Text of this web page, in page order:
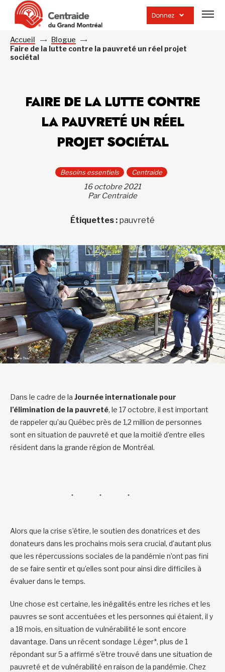
Donnez
la
Accueil
Blogue
Faire de la lutte contre la pauvreté un réel projet
sociétal
FAIRE DE LA LUTTE CONTRE
LA PAUVRETÉ UN RÉEL
PROJET SOCIÉTAL
Besoins essentiels Centraide
16 octobre 2021
Par Centraide
Étiquettes : pauvreté
Dans le cadre de la Journée internationale pour
l’élimination de la pauvreté, le 17 octobre, il est important
de rappeler qu’au Québec près de 1,2 million de personnes
sont en situation de pauvreté et que la moitié d’entre elles
résident dans la grande région de Montréal.
Alors que la crise s’étire, le soutien des donatrices et des
donateurs dans les prochains mois sera crucial, d’autant plus
que les répercussions sociales de la pandémie n’ont pas fini
de se faire sentir et qu’elles sont pour ainsi dire difficiles à
évaluer dans le temps.
Une chose est certaine, les inégalités entre les riches et les
pauvres se sont accentuées et les personnes qui étaient, il y
a 18 mois, en situation de vulnérabilité le sont encore
davantage. Dans un récent sondage Léger*, plus de 1
répondant sur 5 a affirmé s’être trouvé dans une situation de
pauvreté et de vulnérabilité en raison de la pandémie. Chez